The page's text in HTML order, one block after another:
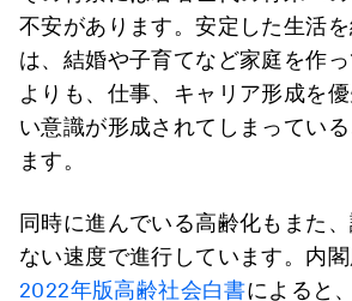
不安があります。安定した生活
は、結婚や子育てなど家庭を作
よりも、仕事、キャリア形成を
い意識が形成されてしまってい
ます。
同時に進んでいる高齢化もまた
ない速度で進行しています。内
2022年版高齢社会白書によると